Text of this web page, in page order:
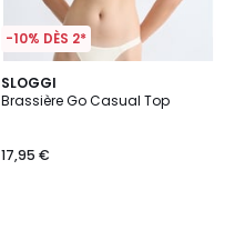
-10% DÈS 2*
SLOGGI
Brassière Go Casual Top
17,95 €
3,8
/ 5
2
Couleurs